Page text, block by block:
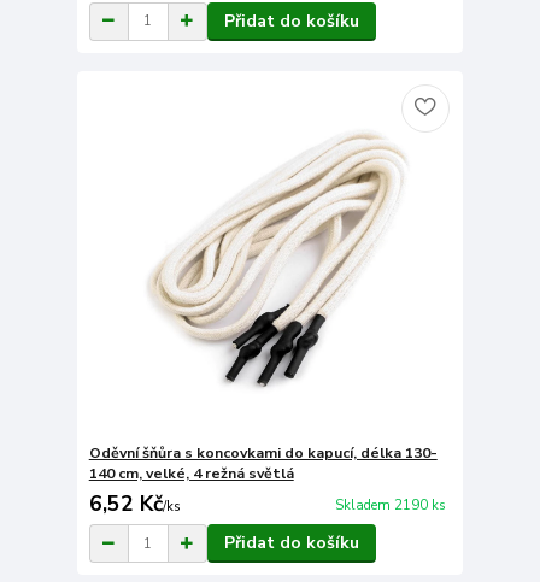
Přidat do košíku
Oděvní šňůra s koncovkami do kapucí, délka 130-
140 cm, velké, 4 režná světlá
6,52 Kč/ks Skladem 2190 ks
Přidat do košíku